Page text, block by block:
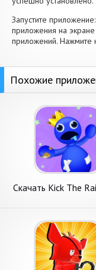
Запустите
приложения на
приложений. Нажмите
Похожие
Скачать Kick The